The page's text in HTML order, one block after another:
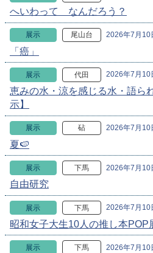
へいわって なんだろう？
展示 尾山台 2026年7月10
「癌」
展示 代田 2026年7月10
恵みの水・涼を感じる水・語ら
示】
展示 砧 2026年7月10
夏🍉
展示 下馬 2026年7月10
自由研究
展示 下馬 2026年7月10
昭和女子大生10人の推し本POP
展示 下馬 2026年7月10